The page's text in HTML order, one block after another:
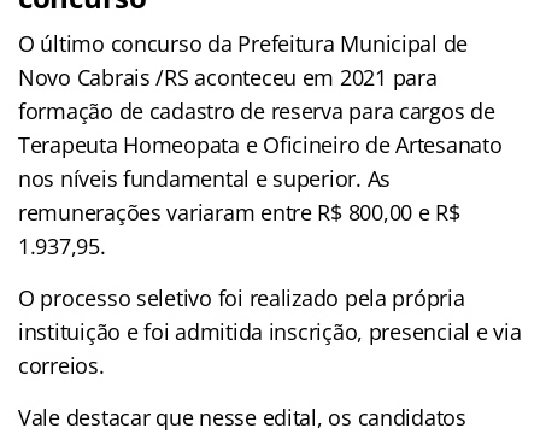
O último concurso da Prefeitura Municipal de
Novo Cabrais /RS aconteceu em 2021 para
formação de cadastro de reserva para cargos de
Terapeuta Homeopata e Oficineiro de Artesanato
nos níveis fundamental e superior. As
remunerações variaram entre R$ 800,00 e R$
1.937,95.
O processo seletivo foi realizado pela própria
instituição e foi admitida inscrição, presencial e via
correios.
Vale destacar que nesse edital, os candidatos